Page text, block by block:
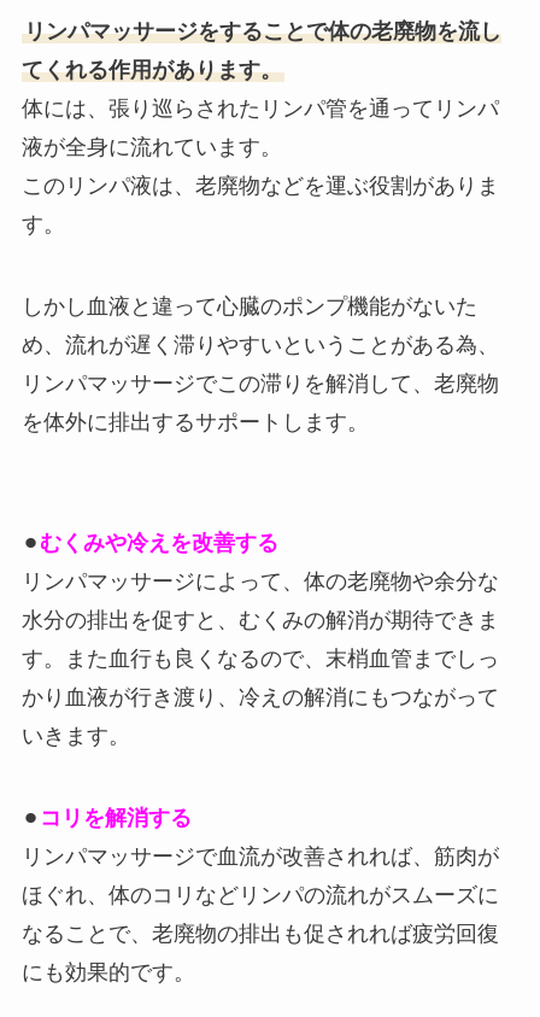
リンパマッサージをすることで体の老廃物を流し
てくれる作用があります。
体には、張り巡らされたリンパ管を通ってリンパ
液が全身に流れています。
このリンパ液は、老廃物などを運ぶ役割がありま
す。
しかし血液と違って心臓のポンプ機能がないた
め、流れが遅く滞りやすいということがある為、
リンパマッサージでこの滞りを解消して、老廃物
を体外に排出するサポートします。
⚫︎ むくみや冷えを改善する
リンパマッサージによって、体の老廃物や余分な
水分の排出を促すと、むくみの解消が期待できま
す。また血行も良くなるので、末梢血管までしっ
かり血液が行き渡り、冷えの解消にもつながって
いきます。
⚫︎ コリを解消する
リンパマッサージで血流が改善されれば、筋肉が
ほぐれ、体のコリなどリンパの流れがスムーズに
なることで、老廃物の排出も促されれば疲労回復
にも効果的です。